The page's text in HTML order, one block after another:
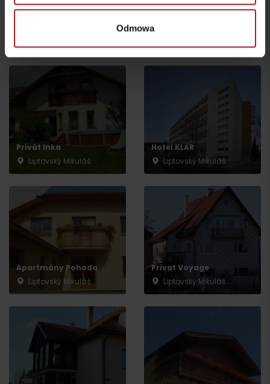
Odmowa
Gdzie się zatrzymać w pobliżu:
Privát Inka
Liptovský Mikuláš
Hotel KLAR
Liptovský Mikuláš
Apartmány Pohoda
Liptovský Mikuláš
Privat Voyage
Liptovský Mikuláš